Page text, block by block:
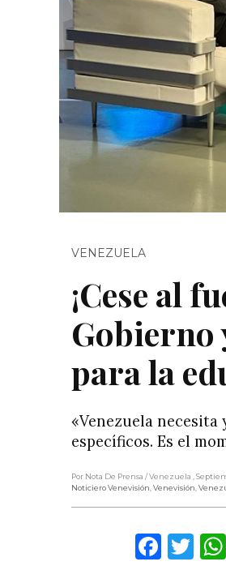
VENEZUELA
¡Cese al
Gobierno
para la
«Venezuela
específicos. Es el
Por Nota De Prensa / Venezuela ,
Noticiero Venevisión,Venevisión,